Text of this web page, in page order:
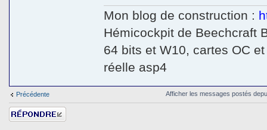
Mon blog de construction :
Hémicockpit de Beechcraft
64 bits et W10, cartes OC
réelle asp4
Précédente Afficher les messages postés
Répondre